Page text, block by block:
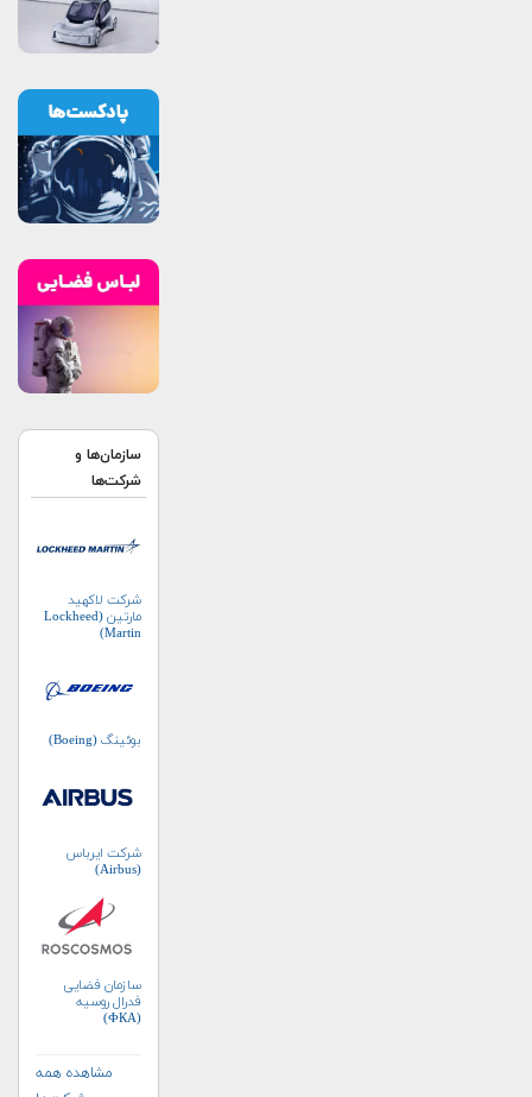
سازمان‌ها و
شرکت‌ها
شرکت لاکهید
مارتین (Lockheed
Martin)
بوئینگ (Boeing)
شرکت ایرباس
(Airbus)
سازمان فضایی
فدرال روسیه
(ФКА)
مشاهده همه